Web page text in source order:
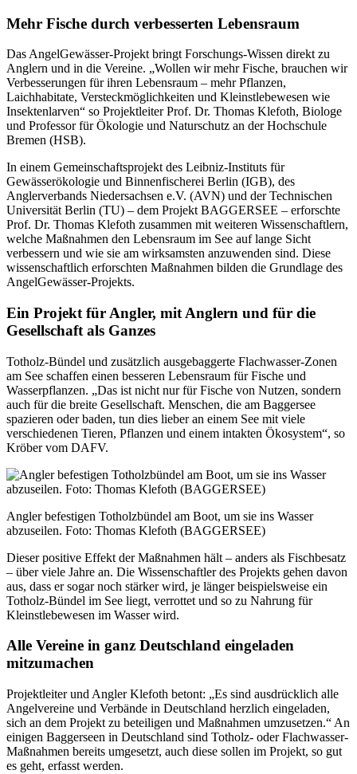
Mehr Fische durch verbesserten Lebensraum
Das AngelGewässer-Projekt bringt Forschungs-Wissen direkt zu
Anglern und in die Vereine. „Wollen wir mehr Fische, brauchen wir
Verbesserungen für ihren Lebensraum – mehr Pflanzen,
Laichhabitate, Versteckmöglichkeiten und Kleinstlebewesen wie
Insektenlarven“ so Projektleiter Prof. Dr. Thomas Klefoth, Biologe
und Professor für Ökologie und Naturschutz an der Hochschule
Bremen (HSB).
In einem Gemeinschaftsprojekt des Leibniz-Instituts für
Gewässerökologie und Binnenfischerei Berlin (IGB), des
Anglerverbands Niedersachsen e.V. (AVN) und der Technischen
Universität Berlin (TU) – dem Projekt BAGGERSEE – erforschte
Prof. Dr. Thomas Klefoth zusammen mit weiteren Wissenschaftlern,
welche Maßnahmen den Lebensraum im See auf lange Sicht
verbessern und wie sie am wirksamsten anzuwenden sind. Diese
wissenschaftlich erforschten Maßnahmen bilden die Grundlage des
AngelGewässer-Projekts.
Ein Projekt für Angler, mit Anglern und für die
Gesellschaft als Ganzes
Totholz-Bündel und zusätzlich ausgebaggerte Flachwasser-Zonen
am See schaffen einen besseren Lebensraum für Fische und
Wasserpflanzen. „Das ist nicht nur für Fische von Nutzen, sondern
auch für die breite Gesellschaft. Menschen, die am Baggersee
spazieren oder baden, tun dies lieber an einem See mit viele
verschiedenen Tieren, Pflanzen und einem intakten Ökosystem“, so
Kröber vom DAFV.
Angler befestigen Totholzbündel am Boot, um sie ins Wasser
abzuseilen. Foto: Thomas Klefoth (BAGGERSEE)
Dieser positive Effekt der Maßnahmen hält – anders als Fischbesatz
– über viele Jahre an. Die Wissenschaftler des Projekts gehen davon
aus, dass er sogar noch stärker wird, je länger beispielsweise ein
Totholz-Bündel im See liegt, verrottet und so zu Nahrung für
Kleinstlebewesen im Wasser wird.
Alle Vereine in ganz Deutschland eingeladen
mitzumachen
Projektleiter und Angler Klefoth betont: „Es sind ausdrücklich alle
Angelvereine und Verbände in Deutschland herzlich eingeladen,
sich an dem Projekt zu beteiligen und Maßnahmen umzusetzen.“ An
einigen Baggerseen in Deutschland sind Totholz- oder Flachwasser-
Maßnahmen bereits umgesetzt, auch diese sollen im Projekt, so gut
es geht, erfasst werden.